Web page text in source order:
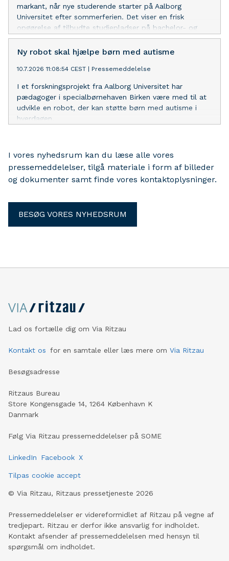
markant, når nye studerende starter på Aalborg
Universitet efter sommerferien. Det viser en frisk
opgørelse af tilbudte studiepladser på bachelor- og
professionsbacheloruddannelser.
Ny robot skal hjælpe børn med autisme
10.7.2026 11:08:54 CEST Pressemeddelelse
I et forskningsprojekt fra Aalborg Universitet har
pædagoger i specialbørnehaven Birken være med til at
udvikle en robot, der kan støtte børn med autisme i
hverdagen.
I vores nyhedsrum kan du læse alle vores
pressemeddelelser, tilgå materiale i form af billeder
og dokumenter samt finde vores kontaktoplysninger.
BESØG VORES NYHEDSRUM
Lad os fortælle dig om Via Ritzau
Kontakt os for en samtale eller læs mere om Via Ritzau
Besøgsadresse
Ritzaus Bureau
Store Kongensgade 14, 1264 København K
Danmark
Følg Via Ritzau pressemeddelelser på SOME
LinkedIn Facebook X
Tilpas cookie accept
© Via Ritzau, Ritzaus pressetjeneste 2026
Pressemeddelelser er videreformidlet af Ritzau på vegne af
tredjepart. Ritzau er derfor ikke ansvarlig for indholdet.
Kontakt afsender af pressemeddelelsen med hensyn til
spørgsmål om indholdet.